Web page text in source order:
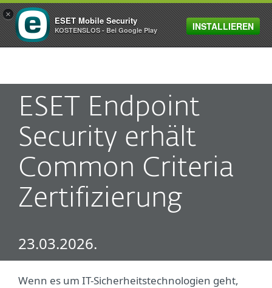
MENU
ESET Endpoint
Security erhält
Common Criteria
Zertifizierung
23.03.2026.
Wenn es um IT-Sicherheitstechnologien geht,
×
ESET Mobile Security
KOSTENSLOS - Bei Google Play INSTALLIEREN